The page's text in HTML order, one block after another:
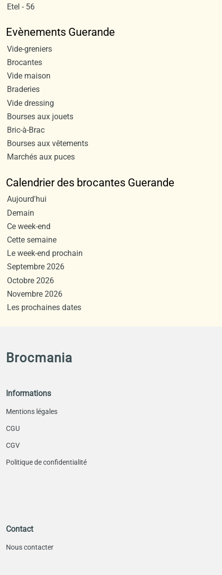
Etel - 56
Evènements Guerande
Vide-greniers
Brocantes
Vide maison
Braderies
Vide dressing
Bourses aux jouets
Bric-à-Brac
Bourses aux vêtements
Marchés aux puces
Calendrier des brocantes Guerande
Aujourd'hui
Demain
Ce week-end
Cette semaine
Le week-end prochain
Septembre 2026
Octobre 2026
Novembre 2026
Les prochaines dates
Brocmania
Informations
Mentions légales
CGU
CGV
Politique de confidentialité
Contact
Nous contacter